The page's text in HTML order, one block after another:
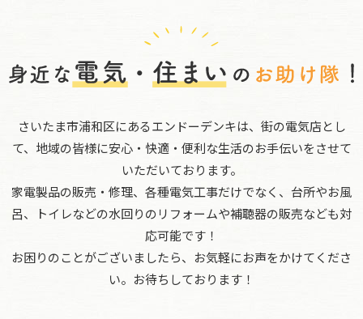
さいたま市浦和区にあるエンドーデンキは、街の電気店とし
て、地域の皆様に安心・快適・便利な生活のお手伝いをさせて
いただいております。
家電製品の販売・修理、各種電気工事だけでなく、台所やお風
呂、トイレなどの水回りのリフォームや補聴器の販売なども対
応可能です！
お困りのことがございましたら、お気軽にお声をかけてくださ
い。お待ちしております！